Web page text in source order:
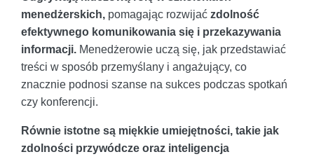
menedżerskich, pomagając rozwijać zdolność
efektywnego komunikowania się i przekazywania
informacji. Menedżerowie uczą się, jak przedstawiać
treści w sposób przemyślany i angażujący, co
znacznie podnosi szanse na sukces podczas spotkań
czy konferencji.
Równie istotne są miękkie umiejętności, takie jak
zdolności przywódcze oraz inteligencja